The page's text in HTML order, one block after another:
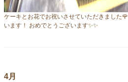
ケーキとお花でお祝いさせていただきました
います！ おめでとうございます✨✨
4月